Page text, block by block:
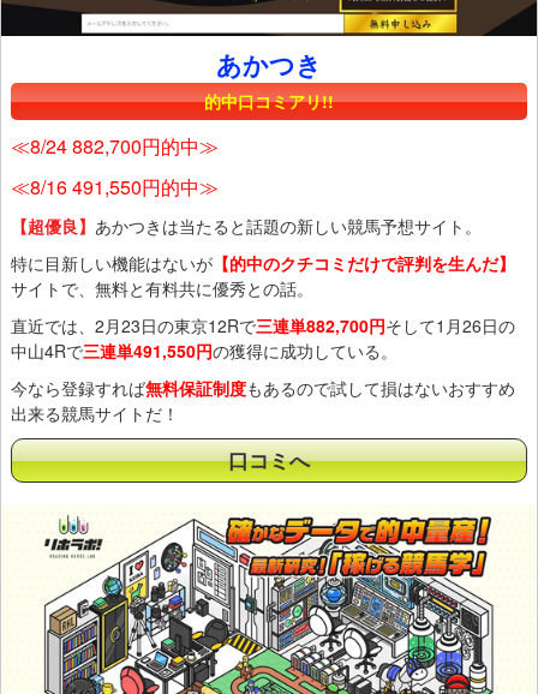
あかつき
的中口コミアリ!!
≪8/24 882,700円的中≫
≪8/16 491,550円的中≫
【超優良】 あかつきは当たると話題の新しい競馬予想サイト。
特に目新しい機能はないが 【的中のクチコミだけで評判を生んだ】
サイトで、無料と有料共に優秀との話。
直近では、2月23日の東京12Rで三連単882,700円そして1月26日の
中山4Rで三連単491,550円の獲得に成功している。
今なら登録すれば無料保証制度もあるので試して損はないおすすめ
出来る競馬サイトだ！
口コミへ